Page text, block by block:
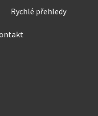
Rychlé přehledy